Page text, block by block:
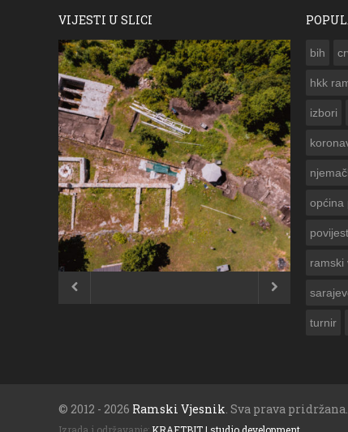
VIJESTI U SLICI
ČESTITKA RAMSKOG
USKRS 2023. GODINE
 
bih
hkk
izbori
općina
povijest
ramski
turnir
© 2012 - 2026 Ramski Vjesnik. Sva prava pridržana.